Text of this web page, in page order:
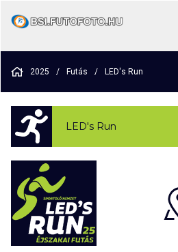
2025 / Futás / LED's Run
LED's Run